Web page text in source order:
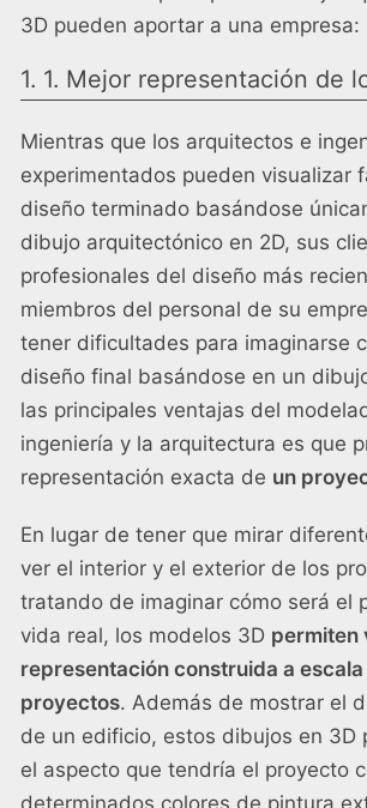
3D pueden aportar a una empresa:
1. 1. Mejor representación de
Mientras que los arquitectos e
experimentados pueden visualizar
diseño terminado basándose
dibujo arquitectónico en 2D, sus
profesionales del diseño más
miembros del personal de su
tener dificultades para imaginarse
diseño final basándose en un
las principales ventajas del
ingeniería y la arquitectura es que
representación exacta de un
En lugar de tener que mirar
ver el interior y el exterior de los
tratando de imaginar cómo será el
vida real, los modelos 3D permiten
representación construida a escala
proyectos. Además de mostrar el
de un edificio, estos dibujos en 3D
el aspecto que tendría el proyecto